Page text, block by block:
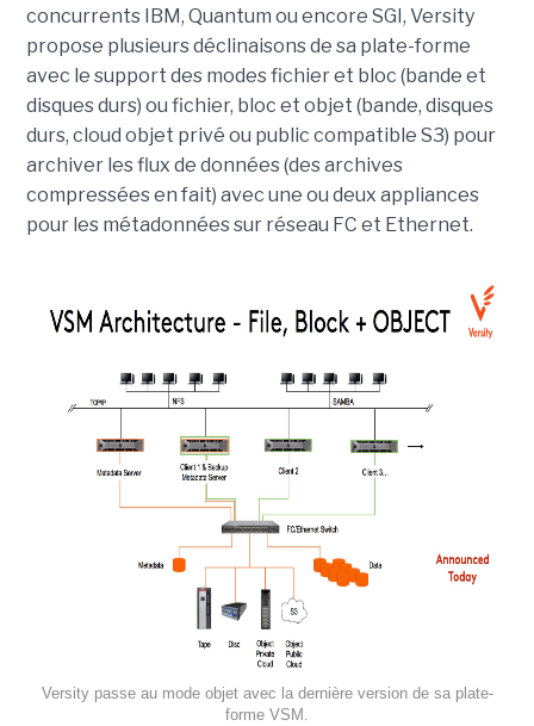
concurrents IBM, Quantum ou encore SGI, Versity
propose plusieurs déclinaisons de sa plate-forme
avec le support des modes fichier et bloc (bande et
disques durs) ou fichier, bloc et objet (bande, disques
durs, cloud objet privé ou public compatible S3) pour
archiver les flux de données (des archives
compressées en fait) avec une ou deux appliances
pour les métadonnées sur réseau FC et Ethernet.
Versity passe au mode objet avec la dernière version de sa plate-
forme VSM.